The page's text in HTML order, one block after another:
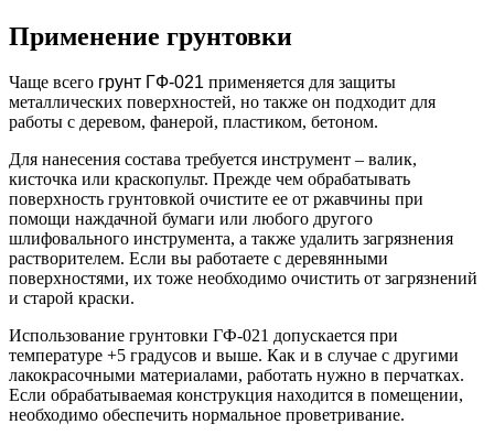
Применение грунтовки
Чаще всего грунт ГФ-021 применяется для защиты
металлических поверхностей, но также он подходит для
работы с деревом, фанерой, пластиком, бетоном.
Для нанесения состава требуется инструмент – валик,
кисточка или краскопульт. Прежде чем обрабатывать
поверхность грунтовкой очистите ее от ржавчины при
помощи наждачной бумаги или любого другого
шлифовального инструмента, а также удалить загрязнения
растворителем. Если вы работаете с деревянными
поверхностями, их тоже необходимо очистить от загрязнений
и старой краски.
Использование грунтовки ГФ-021 допускается при
температуре +5 градусов и выше. Как и в случае с другими
лакокрасочными материалами, работать нужно в перчатках.
Если обрабатываемая конструкция находится в помещении,
необходимо обеспечить нормальное проветривание.